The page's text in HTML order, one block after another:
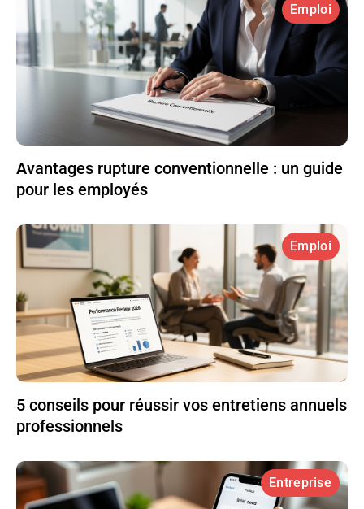
Emploi
Avantages rupture conventionnelle : un guide
pour les employés
Emploi
5 conseils pour réussir vos entretiens annuels
professionnels
Entreprise